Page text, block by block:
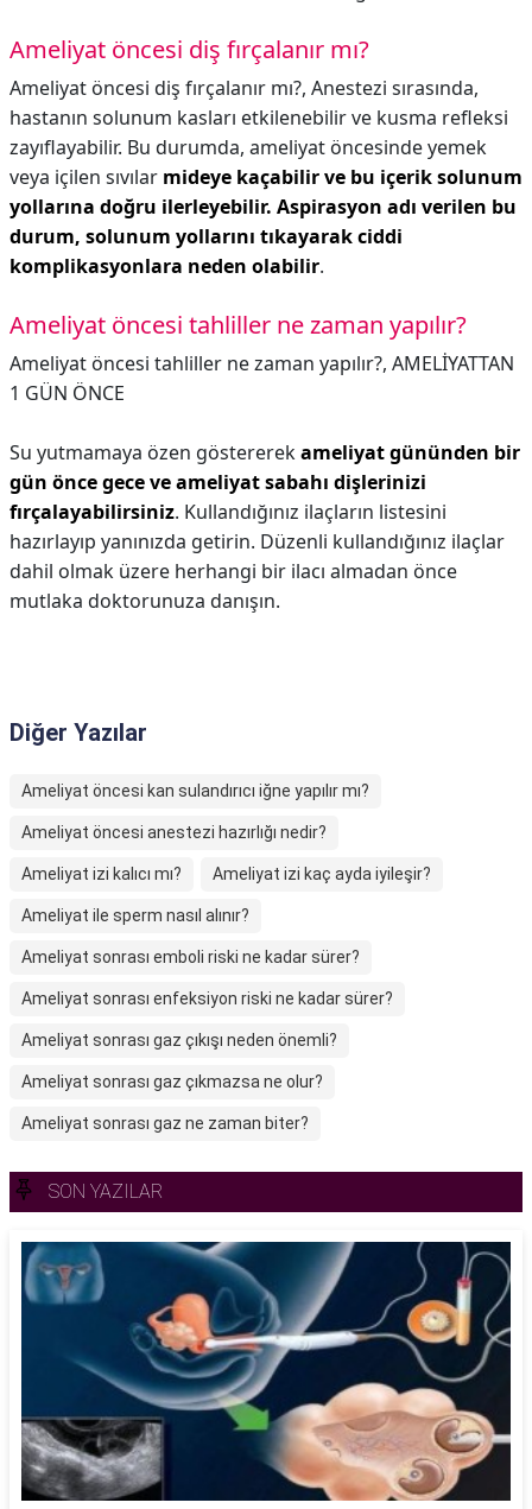
Ameliyat öncesi diş fırçalanır mı?
Ameliyat öncesi diş fırçalanır mı?, Anestezi sırasında,
hastanın solunum kasları etkilenebilir ve kusma refleksi
zayıflayabilir. Bu durumda, ameliyat öncesinde yemek
veya içilen sıvılar mideye kaçabilir ve bu içerik solunum
yollarına doğru ilerleyebilir. Aspirasyon adı verilen bu
durum, solunum yollarını tıkayarak ciddi
komplikasyonlara neden olabilir.
Ameliyat öncesi tahliller ne zaman yapılır?
Ameliyat öncesi tahliller ne zaman yapılır?, AMELİYATTAN
1 GÜN ÖNCE
Su yutmamaya özen göstererekameliyat gününden bir
gün önce gece ve ameliyat sabahı dişlerinizi
fırçalayabilirsiniz. Kullandığınız ilaçların listesini
hazırlayıp yanınızda getirin. Düzenli kullandığınız ilaçlar
dahil olmak üzere herhangi bir ilacı almadan önce
mutlaka doktorunuza danışın.
Diğer Yazılar
Ameliyat öncesi kan sulandırıcı iğne yapılır mı?
Ameliyat öncesi anestezi hazırlığı nedir?
Ameliyat izi kalıcı mı? Ameliyat izi kaç ayda iyileşir?
Ameliyat ile sperm nasıl alınır?
Ameliyat sonrası emboli riski ne kadar sürer?
Ameliyat sonrası enfeksiyon riski ne kadar sürer?
Ameliyat sonrası gaz çıkışı neden önemli?
Ameliyat sonrası gaz çıkmazsa ne olur?
Ameliyat sonrası gaz ne zaman biter?
SON YAZILAR